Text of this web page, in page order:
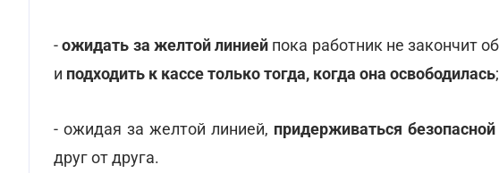
-ожидать за желтой линией пока работник не закончит
и подходить к кассе только тогда, когда она освободилась;
- ожидая за желтой линией, придерживаться
друг от друга.